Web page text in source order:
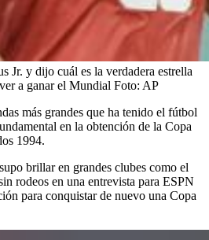
Jr. y dijo cuál es la verdadera estrella
a ganar el Mundial Foto: AP
más grandes que ha tenido el fútbol
en la obtención de la Copa
1994.
brillar en grandes clubes como el
rodeos en una entrevista para ESPN
para conquistar de nuevo una Copa